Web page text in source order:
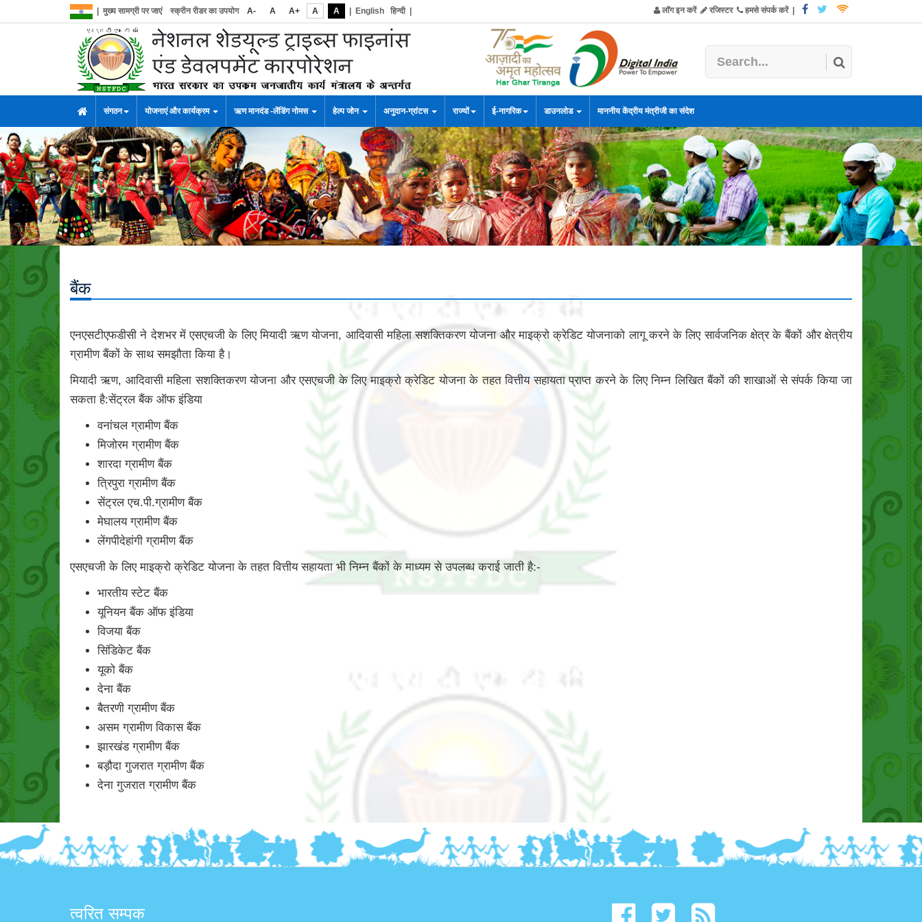
मुख्य सामग्री पर जाएं स्क्रीन रीडर का उपयोग A- A A+ A A English हिन्दी| लॉग इन करें रजिस्टर हमसे संपर्क करें|
संगठन योजनाएं और कार्यक्रम ऋण मानदंड -लेंडिंग नोमस हेल्प जोन अनुदान-ग्रांटस राज्यों ई-नागरिक डाउनलोड माननीय केंद्रीय मंत्रीजी का संदेश
बैंक
एनएसटीएफडीसी ने देशभर में एसएचजी के लिए मियादी ऋण योजना, आदिवासी महिला सशक्तिकरण योजना और माइक्रो क्रेडिट योजनाको लागू करने के लिए सार्वजनिक क्षेत्र के बैंकों और क्षेत्रीय
ग्रामीण बैंकों के साथ समझौता किया है।
मियादी ऋण, आदिवासी महिला सशक्तिकरण योजना और एसएचजी के लिए माइक्रो क्रेडिट योजना के तहत वित्तीय सहायता प्राप्त करने के लिए निम्न लिखित बैंकों की शाखाओं से संपर्क किया जा
सकता है:सेंट्रल बैंक ऑफ इंडिया
वनांचल ग्रामीण बैंक
मिजोरम ग्रामीण बैंक
शारदा ग्रामीण बैंक
त्रिपुरा ग्रामीण बैंक
सेंट्रल एच.पी.ग्रामीण बैंक
मेघालय ग्रामीण बैंक
लेंगपीदेहांगी ग्रामीण बैंक
एसएचजी के लिए माइक्रो क्रेडिट योजना के तहत वित्तीय सहायता भी निम्न बैंकों के माध्यम से उपलब्ध कराई जाती है:-
भारतीय स्टेट बैंक
यूनियन बैंक ऑफ इंडिया
विजया बैंक
सिंडिकेट बैंक
यूको बैंक
देना बैंक
बैतरणी ग्रामीण बैंक
असम ग्रामीण विकास बैंक
झारखंड ग्रामीण बैंक
बड़ौदा गुजरात ग्रामीण बैंक
देना गुजरात ग्रामीण बैंक
त्वरित सम्पक